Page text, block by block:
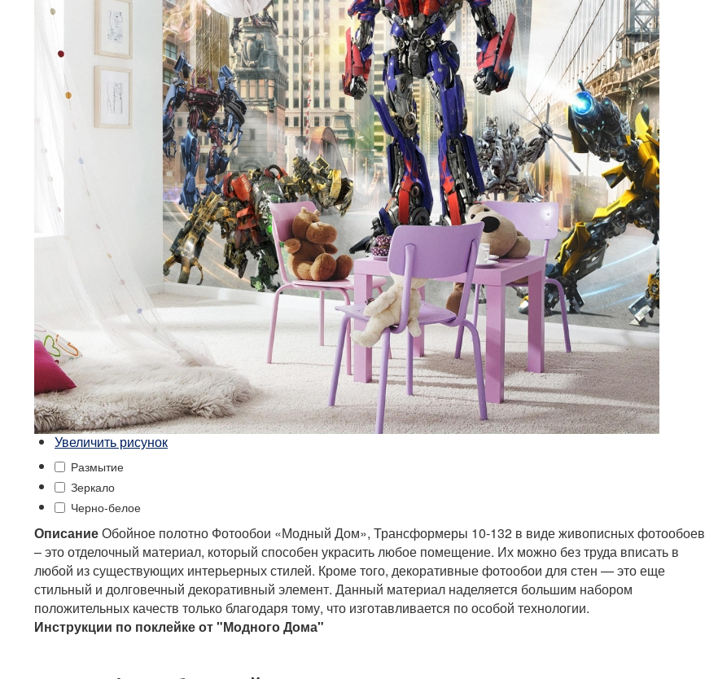
Увеличить рисунок
Размытие
Зеркало
Черно-белое
ОписаниеОбойное полотно Фотообои «Модный Дом», Трансформеры 10-132 в виде живописных фотообоев
– это отделочный материал, который способен украсить любое помещение. Их можно без труда вписать в
любой из существующих интерьерных стилей. Кроме того, декоративные фотообои для стен — это еще
стильный и долговечный декоративный элемент. Данный материал наделяется большим набором
положительных качеств только благодаря тому, что изготавливается по особой технологии.
Инструкции по поклейке от "Модного Дома"